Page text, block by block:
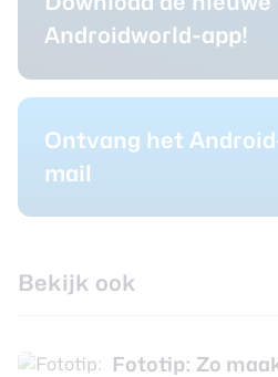
Androidworld-app!
Ontvang het
mail
Bekijk ook
Fototip: Zo